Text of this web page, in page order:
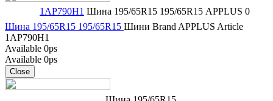
1AP790H1 Шина 195/65R15 195/65R15 APPLUS 0
Шина 195/65R15 195/65R15 Шини Brand APPLUS Article
1AP790H1
Available 0ps
Available 0ps
Close